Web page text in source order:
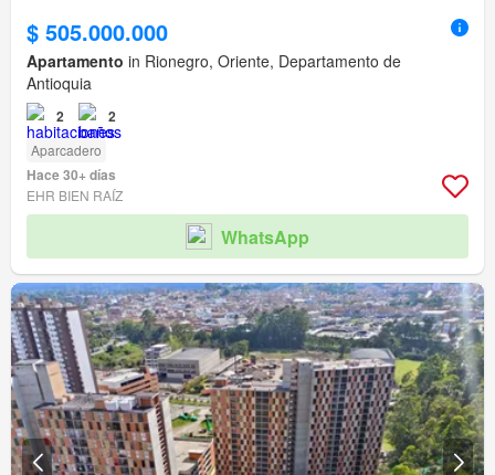
$ 505.000.000
Apartamento in Rionegro, Oriente, Departamento de
Antioquia
2 2
Aparcadero
Hace 30+ días
EHR BIEN RAÍZ
WhatsApp